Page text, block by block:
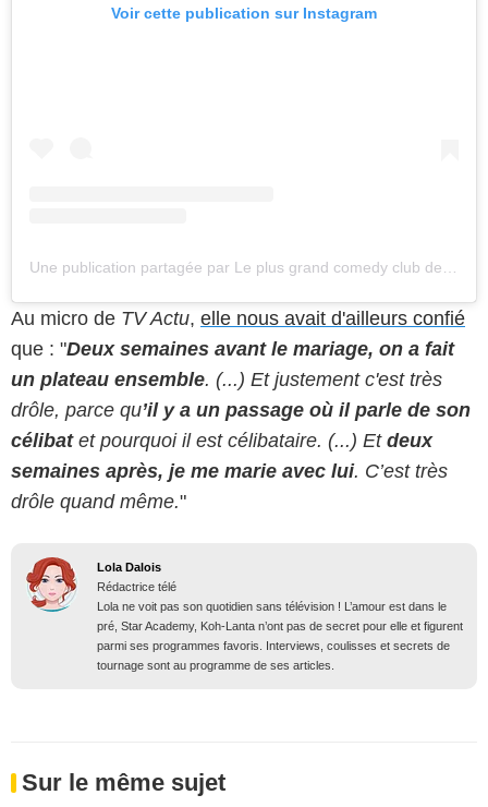
Voir cette publication sur Instagram
Une publication partagée par Le plus grand comedy club de Marseille 💙 (@marseillecomedyclub)
Au micro de TV Actu, elle nous avait d'ailleurs confié
que : "Deux semaines avant le mariage, on a fait
un plateau ensemble. (...) Et justement c'est très
drôle, parce qu’il y a un passage où il parle de son
célibatet pourquoi il est célibataire. (...) Et deux
semaines après, je me marie avec lui. C’est très
drôle quand même."
Lola Dalois
Rédactrice télé
Lola ne voit pas son quotidien sans télévision ! L’amour est dans le
pré, Star Academy, Koh-Lanta n’ont pas de secret pour elle et figurent
parmi ses programmes favoris. Interviews, coulisses et secrets de
tournage sont au programme de ses articles.
Sur le même sujet